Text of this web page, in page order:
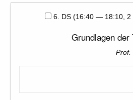
6. DS (16:40 — 18:10,
Grundlagen
Prof.